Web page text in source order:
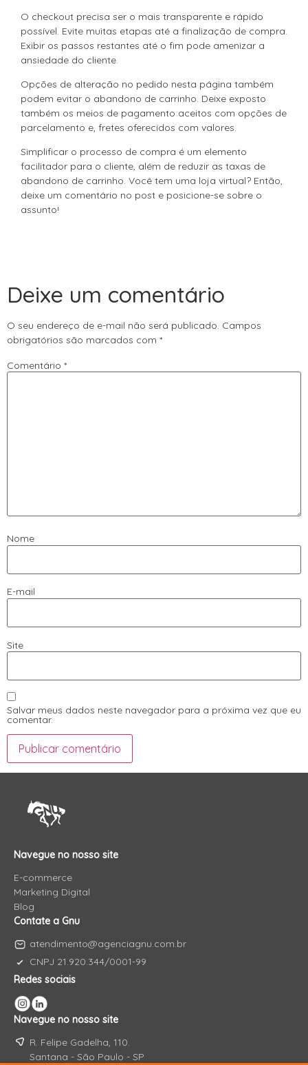
O checkout precisa ser o mais transparente e rápido
possível. Evite muitas etapas até a finalização de compra.
Exibir os passos restantes até o fim pode amenizar a
ansiedade do cliente.
Opções de alteração no pedido nesta página também
podem evitar o abandono de carrinho. Deixe exposto
também os meios de pagamento aceitos com opções de
parcelamento e, fretes oferecidos com valores.
Simplificar o processo de compra é um elemento
facilitador para o cliente, além de reduzir as taxas de
abandono de carrinho. Você tem uma loja virtual? Então,
deixe um comentário no post e posicione-se sobre o
assunto!
Deixe um comentário
O seu endereço de e-mail não será publicado. Campos
obrigatórios são marcados com *
Comentário *
Nome
E-mail
Site
Salvar meus dados neste navegador para a próxima vez que eu
comentar.
Navegue no nosso site
E-commerce
Marketing Digital
Blog
Contate a Gnu
atendimento@agenciagnu.com.br
CNPJ 21.920.344/0001-99
Redes sociais
Navegue no nosso site
R. Felipe Gadelha, 110.
Santana - São Paulo - SP